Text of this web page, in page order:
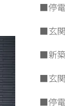
■停
■玄
■新
■玄
■停